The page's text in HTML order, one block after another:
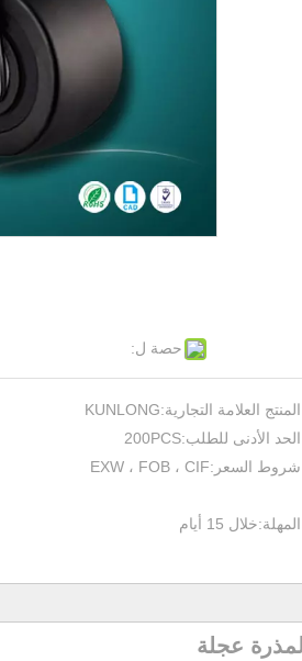
حصة ل:
المنتج العلامة التجارية:KUNLONG
الحد الأدنى للطلب:200PCS
شروط السعر:EXW ، FOB ، CIF
المهلة:خلال 15 أيام